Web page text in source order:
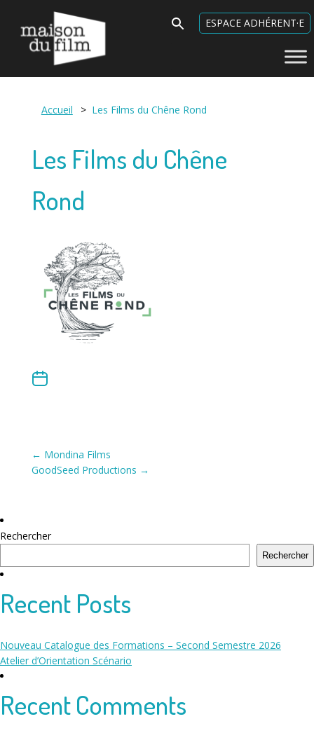
Maison du Film
Search
for:
ESPACE ADHÉRENT·E
Accueil > Les Films du Chêne Rond
Les Films du Chêne
Rond
Navigation
de
← Mondina Films
GoodSeed Productions →
Rechercher
Rechercher
Recent Posts
Nouveau Catalogue des Formations – Second Semestre 2026
Atelier d’Orientation Scénario
Recent Comments